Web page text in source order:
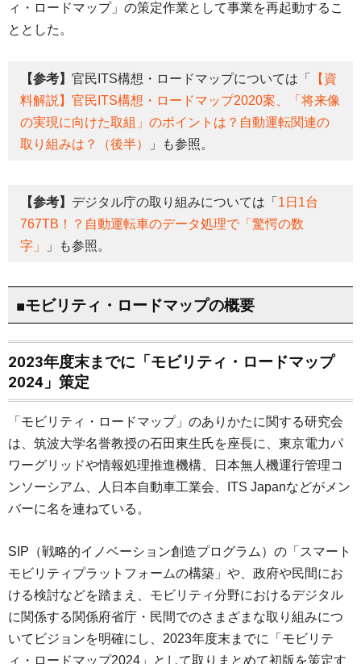
ィ・ロードマップ」の策定作業として事業を再起動するこ
ととした。
【参考】 官民ITS構想・ロードマップについては「
【資
料解説】官民ITS構想・ロードマップ2020案、「将来像
の実現に向けた取組」のポイントは？自動運転関連の
取り組みは？（後半）
」も参照。
【参考】 デジタル庁の取り組みについては「 1日1台
767TB！？自動運転車のデータ処理で「驚愕の数
字」
」も参照。
■モビリティ・ロードマップの概要
2023年度末までに「モビリティ・ロードマップ
2024」策定
「モビリティ・ロードマップ」のありかたに関する研究会
は、筑波大学名誉教授の石田東生氏を座長に、東京電力パ
ワーグリッドや情報処理推進機構、日本無人機運行管理コ
ンソーシアム、人日本自動車工業会、ITS Japanなどがメン
バーに名を連ねている。
SIP（戦略的イノベーション創造プログラム）の「スマート
モビリティプラットフォームの構築」や、政府や民間にお
ける検討などを踏まえ、モビリティ分野におけるデジタル
に関係する関係府省庁・民間でのさまざまな取り組みにつ
いてビジョンを明確にし、2023年度末までに「モビリテ
ィ・ロードマップ2024」として取りまとめて初版を策定す